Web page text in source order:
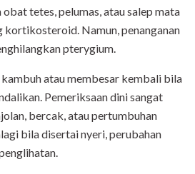
tetes, pelumas, atau salep mata
kortikosteroid. Namun, penanganan
pterygium.
atau membesar kembali bila
Pemeriksaan dini sangat
bercak, atau pertumbuhan
bila disertai nyeri, perubahan